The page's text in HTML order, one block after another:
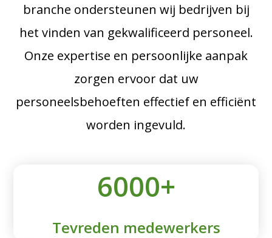
branche ondersteunen wij bedrijven bij
het vinden van gekwalificeerd personeel.
Onze expertise en persoonlijke aanpak
zorgen ervoor dat uw
personeelsbehoeften effectief en efficiënt
worden ingevuld.
6000+
Tevreden medewerkers